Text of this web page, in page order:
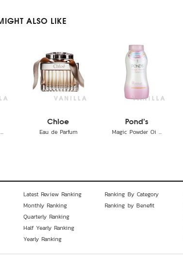
ALSO LIKE
Chloe
Eau de Parfum
Pond's
Magic Powder Oi ...
Latest Review Ranking
Monthly Ranking
Quarterly Ranking
Half Yearly Ranking
Yearly Ranking
Ranking By Category
Ranking by Benefit